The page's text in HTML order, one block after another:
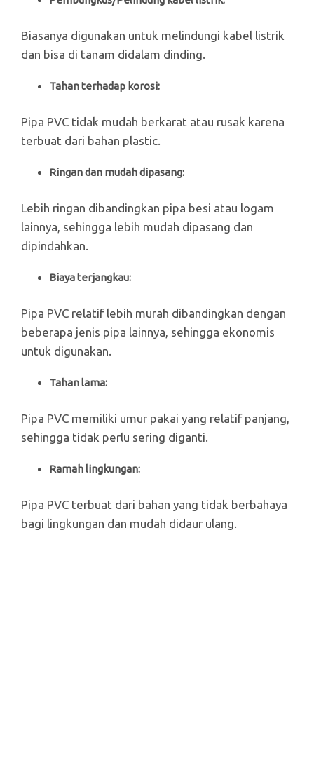
Biasanya digunakan untuk melindungi kabel listrik
dan bisa di tanam didalam dinding.
Tahan terhadap korosi:
Pipa PVC tidak mudah berkarat atau rusak karena
terbuat dari bahan plastic.
Ringan dan mudah dipasang:
Lebih ringan dibandingkan pipa besi atau logam
lainnya, sehingga lebih mudah dipasang dan
dipindahkan.
Biaya terjangkau:
Pipa PVC relatif lebih murah dibandingkan dengan
beberapa jenis pipa lainnya, sehingga ekonomis
untuk digunakan.
Tahan lama:
Pipa PVC memiliki umur pakai yang relatif panjang,
sehingga tidak perlu sering diganti.
Ramah lingkungan:
Pipa PVC terbuat dari bahan yang tidak berbahaya
bagi lingkungan dan mudah didaur ulang.